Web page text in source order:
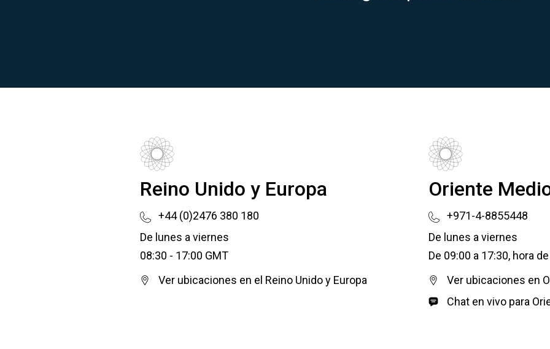
Reino Unido y Europa
+44 (0)2476 380 180
De lunes a viernes
08:30 - 17:00 GMT
Ver ubicaciones en el Reino Unido y Europa
Oriente
+971-4-8855448
De lunes a viernes
De 09:00 a 17:30, hora
Ver ubicaciones en
Chat en vivo para